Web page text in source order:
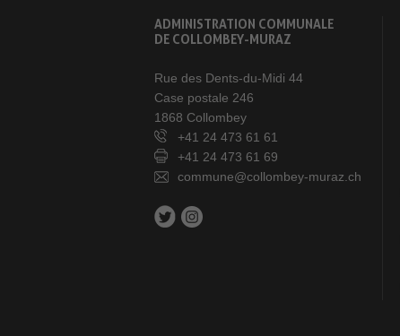
ADMINISTRATION COMMUNALE
DE COLLOMBEY-MURAZ
Rue des Dents-du-Midi 44
Case postale 246
1868 Collombey
+41 24 473 61 61
+41 24 473 61 69
commune@collombey-muraz.ch